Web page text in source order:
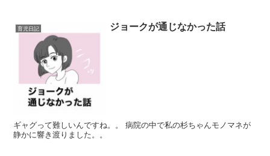
育児日記 ジョークが通じなかった話
ギャグって難しいんですね。。 病院の中で私の杉ちゃんモノマネが
静かに響き渡りました。。